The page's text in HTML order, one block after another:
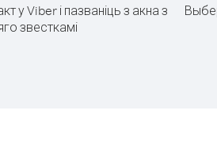
у Viber і пазваніць з акна з
звесткамі